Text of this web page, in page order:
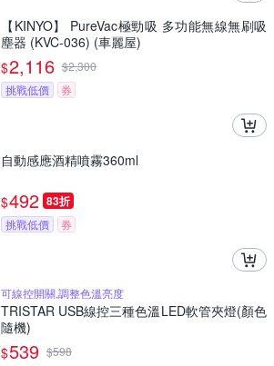
【KINYO】 PureVac極勁吸 多功能無線無刷吸
塵器 (KVC-036) (車麗屋)
$2,116 $2,300
挑戰低價
券
自動感應酒精噴霧360ml
$492 83折
挑戰低價 券
可線控開關,調整色溫亮度
TRISTAR USB線控三種色溫LED軟管夾燈(顏色
隨機)
$539 $598